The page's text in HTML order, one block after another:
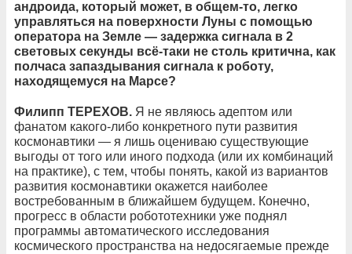
андроида, который может, в общем-то, легко
управляться на поверхности Луны с помощью
оператора на Земле — задержка сигнала в 2
световых секунды всё-таки не столь критична, как
полчаса запаздывания сигнала к роботу,
находящемуся на Марсе?
Филипп ТЕРЕХОВ. Я не являюсь адептом или
фанатом какого-либо конкретного пути развития
космонавтики — я лишь оцениваю существующие
выгоды от того или иного подхода (или их комбинаций
на практике), с тем, чтобы понять, какой из вариантов
развития космонавтики окажется наиболее
востребованным в ближайшем будущем. Конечно,
прогресс в области робототехники уже поднял
программы автоматического исследования
космического пространства на недосягаемые прежде